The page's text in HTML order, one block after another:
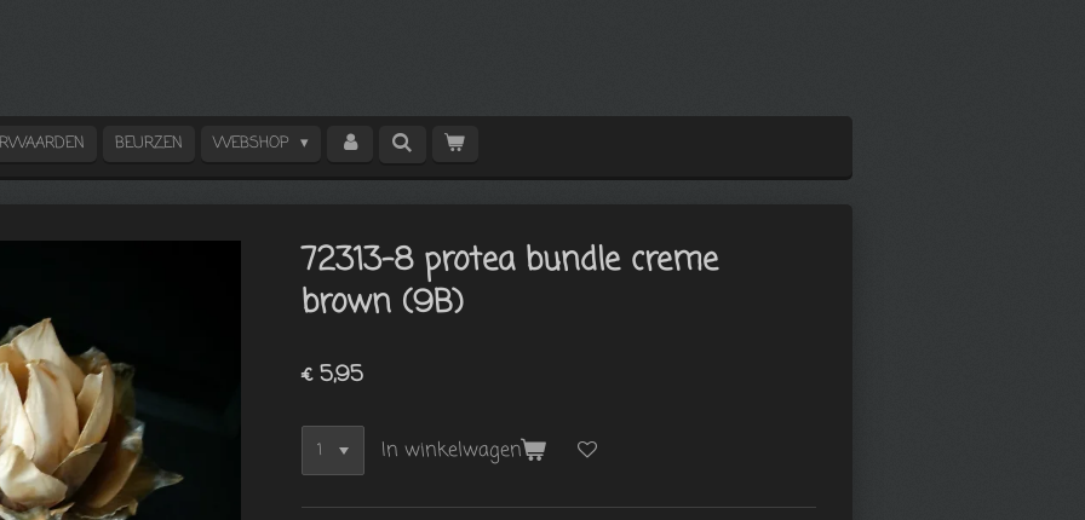
BEURZEN WEBSHOP
72313-8 protea bundle creme
brown (9B)
€ 5,95
In winkelwagen